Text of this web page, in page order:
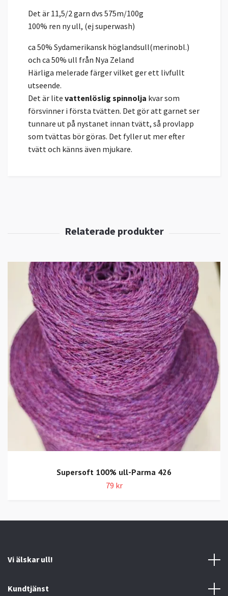
Det är 11,5/2 garn dvs 575m/100g
100% ren ny ull, (ej superwash)
ca 50% Sydamerikansk höglandsull(merinobl.)
och ca 50% ull från Nya Zeland
Härliga melerade färger vilket ger ett livfullt
utseende.
Det är lite vattenlöslig spinnolja kvar som
försvinner i första tvätten. Det gör att garnet ser
tunnare ut på nystanet innan tvätt, så provlapp
som tvättas bör göras. Det fyller ut mer efter
tvätt och känns även mjukare.
Supersoft 100% ull-Parma 426
79 kr
Vi älskar ull!
Kundtjänst